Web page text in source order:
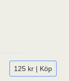
125 kr | Köp